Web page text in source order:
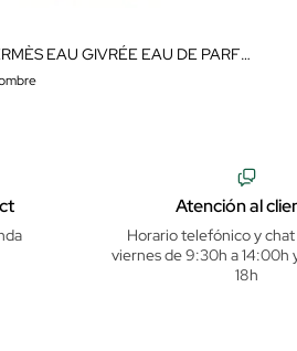
TERRE D’HERMÈS EAU GIVRÉE EAU DE PARFUM
Atención al
Horario telefónico y chat
viernes de 9:30h a 14:00h
18h